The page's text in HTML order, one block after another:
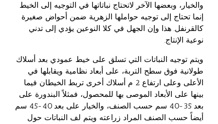
والخيار، وبعضها الآخر لاتحتاج نباتاتها في التوجيه إلى الخيط
إنما تحتاج إلى توجيه حواملها الزهرية ضمن أحواض صغيرة
كالقرنفل. هذا وإن الجهل في كلا النوعين يؤدي إلى تدني
نوعية الإنتاج.
ويتم توجيه النباتات التي تسلق على خيط عمودي بعد أسلاك
طولانية فوق سطح التربة، على أبعاد نظامية ويقابلها في
الأعلى وعلى ارتفاع 2 م أسلاك أخرى تربط الخيطان فيما
بينها على الأبعاد الموصى بها للمحصول، فمثلاً البندورة على
بعد 35-40 سم حسب الصنف، والخيار على بعد 40-45 سم
أيضاً حسب الصنف المراد زراعته ويتم لف النباتات حول